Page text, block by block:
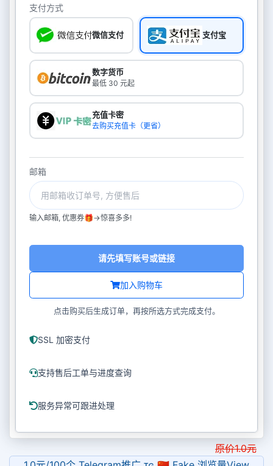
支付方式
微信支付 支付宝
数字货币
最低 30 元起
充值卡密
去购买充值卡（更省）
邮箱
输入邮箱, 优惠券🎁->惊喜多多!
加入购物车
请先填写账号或链接
点击购买后生成订单，再按所选方式完成支付。
SSL 加密支付
支持售后工单与进度查询
服务异常可跟进处理
原价1.0元